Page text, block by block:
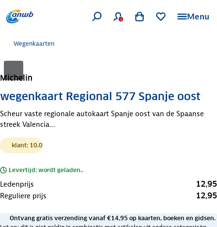
Menu
Wegenkaarten
Michelin
wegenkaart Regional 577 Spanje oost
Scheur vaste regionale autokaart Spanje oost van de Spaanse
streek Valencia...
klant: 10.0
Levertijd: wordt geladen..
Ledenprijs 12,95
Reguliere prijs 12,95
Ontvang gratis verzending vanaf €14,95 op kaarten, boeken en gidsen.